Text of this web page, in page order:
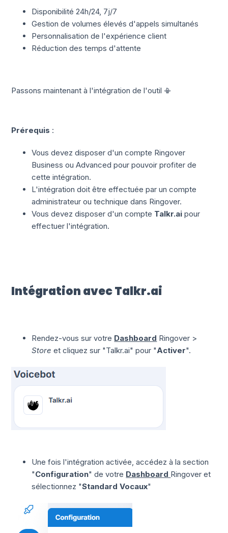
Disponibilité 24h/24, 7j/7
Gestion de volumes élevés d'appels simultanés
Personnalisation de l'expérience client
Réduction des temps d'attente
Passons maintenant à l'intégration de l'outil 📳
Prérequis :
Vous devez disposer d'un compte Ringover
Business ou Advanced pour pouvoir profiter de
cette intégration.
L'intégration doit être effectuée par un compte
administrateur ou technique dans Ringover.
Vous devez disposer d'un compte Talkr.ai pour
effectuer l'intégration.
Intégration avec Talkr.ai
Rendez-vous sur votre Dashboard Ringover >
Store et cliquez sur "Talkr.ai" pour "Activer".
Une fois l'intégration activée, accédez à la section
"Configuration" de votre Dashboard Ringover et
sélectionnez "Standard Vocaux"